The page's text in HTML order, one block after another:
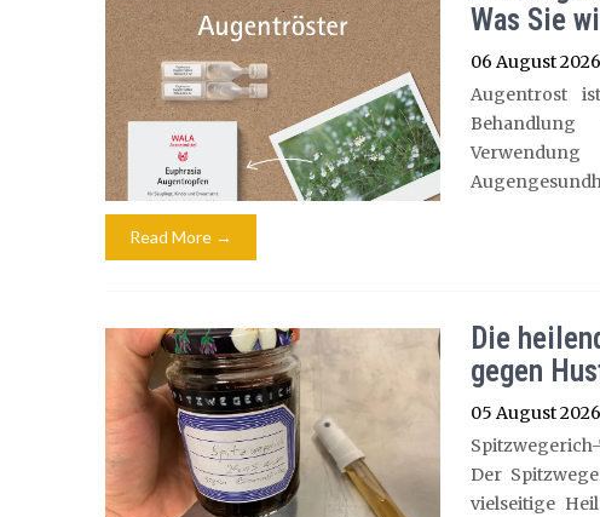
Was Sie
06 August 2026
Augentrost
Read More →
Die
gegen
05 August 2026
Der
vielseitige